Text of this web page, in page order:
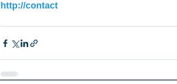
http://contact